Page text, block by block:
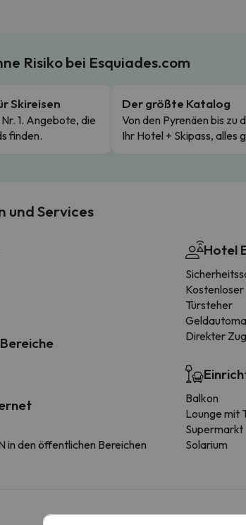
Risiko bei Esquiades.com
Skireisen
1. Angebote, die
finden.
Der größte Katalog
Von den Pyrenäen bis zu
Ihr Hotel + Skipass, alles
und Services
in den öffentlichen Bereichen
Hotel
Türsteher
Direkter
Balkon
Lounge mit
Supermarkt
Solarium